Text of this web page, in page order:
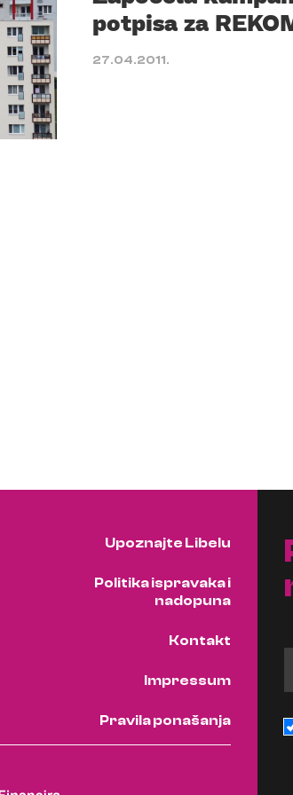
potpisa za
27.04.2011.
Upoznajte Libelu
Politika ispravaka i
nadopuna
Kontakt
Impressum
Pravila ponašanja